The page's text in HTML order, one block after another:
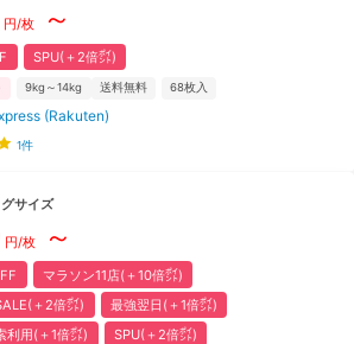
円/枚～
SPU(＋2倍㌽)
9kg～14kg 送料無料 68枚入
(Rakuten)
1件
サイズ
円/枚～
マラソン11店(＋10倍㌽)
＋2倍㌽)
最強翌日(＋1倍㌽)
利用(＋1倍㌽)
SPU(＋2倍㌽)